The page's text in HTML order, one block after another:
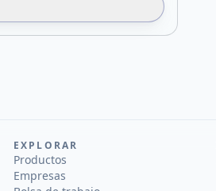
EXPLORAR
Productos
Empresas